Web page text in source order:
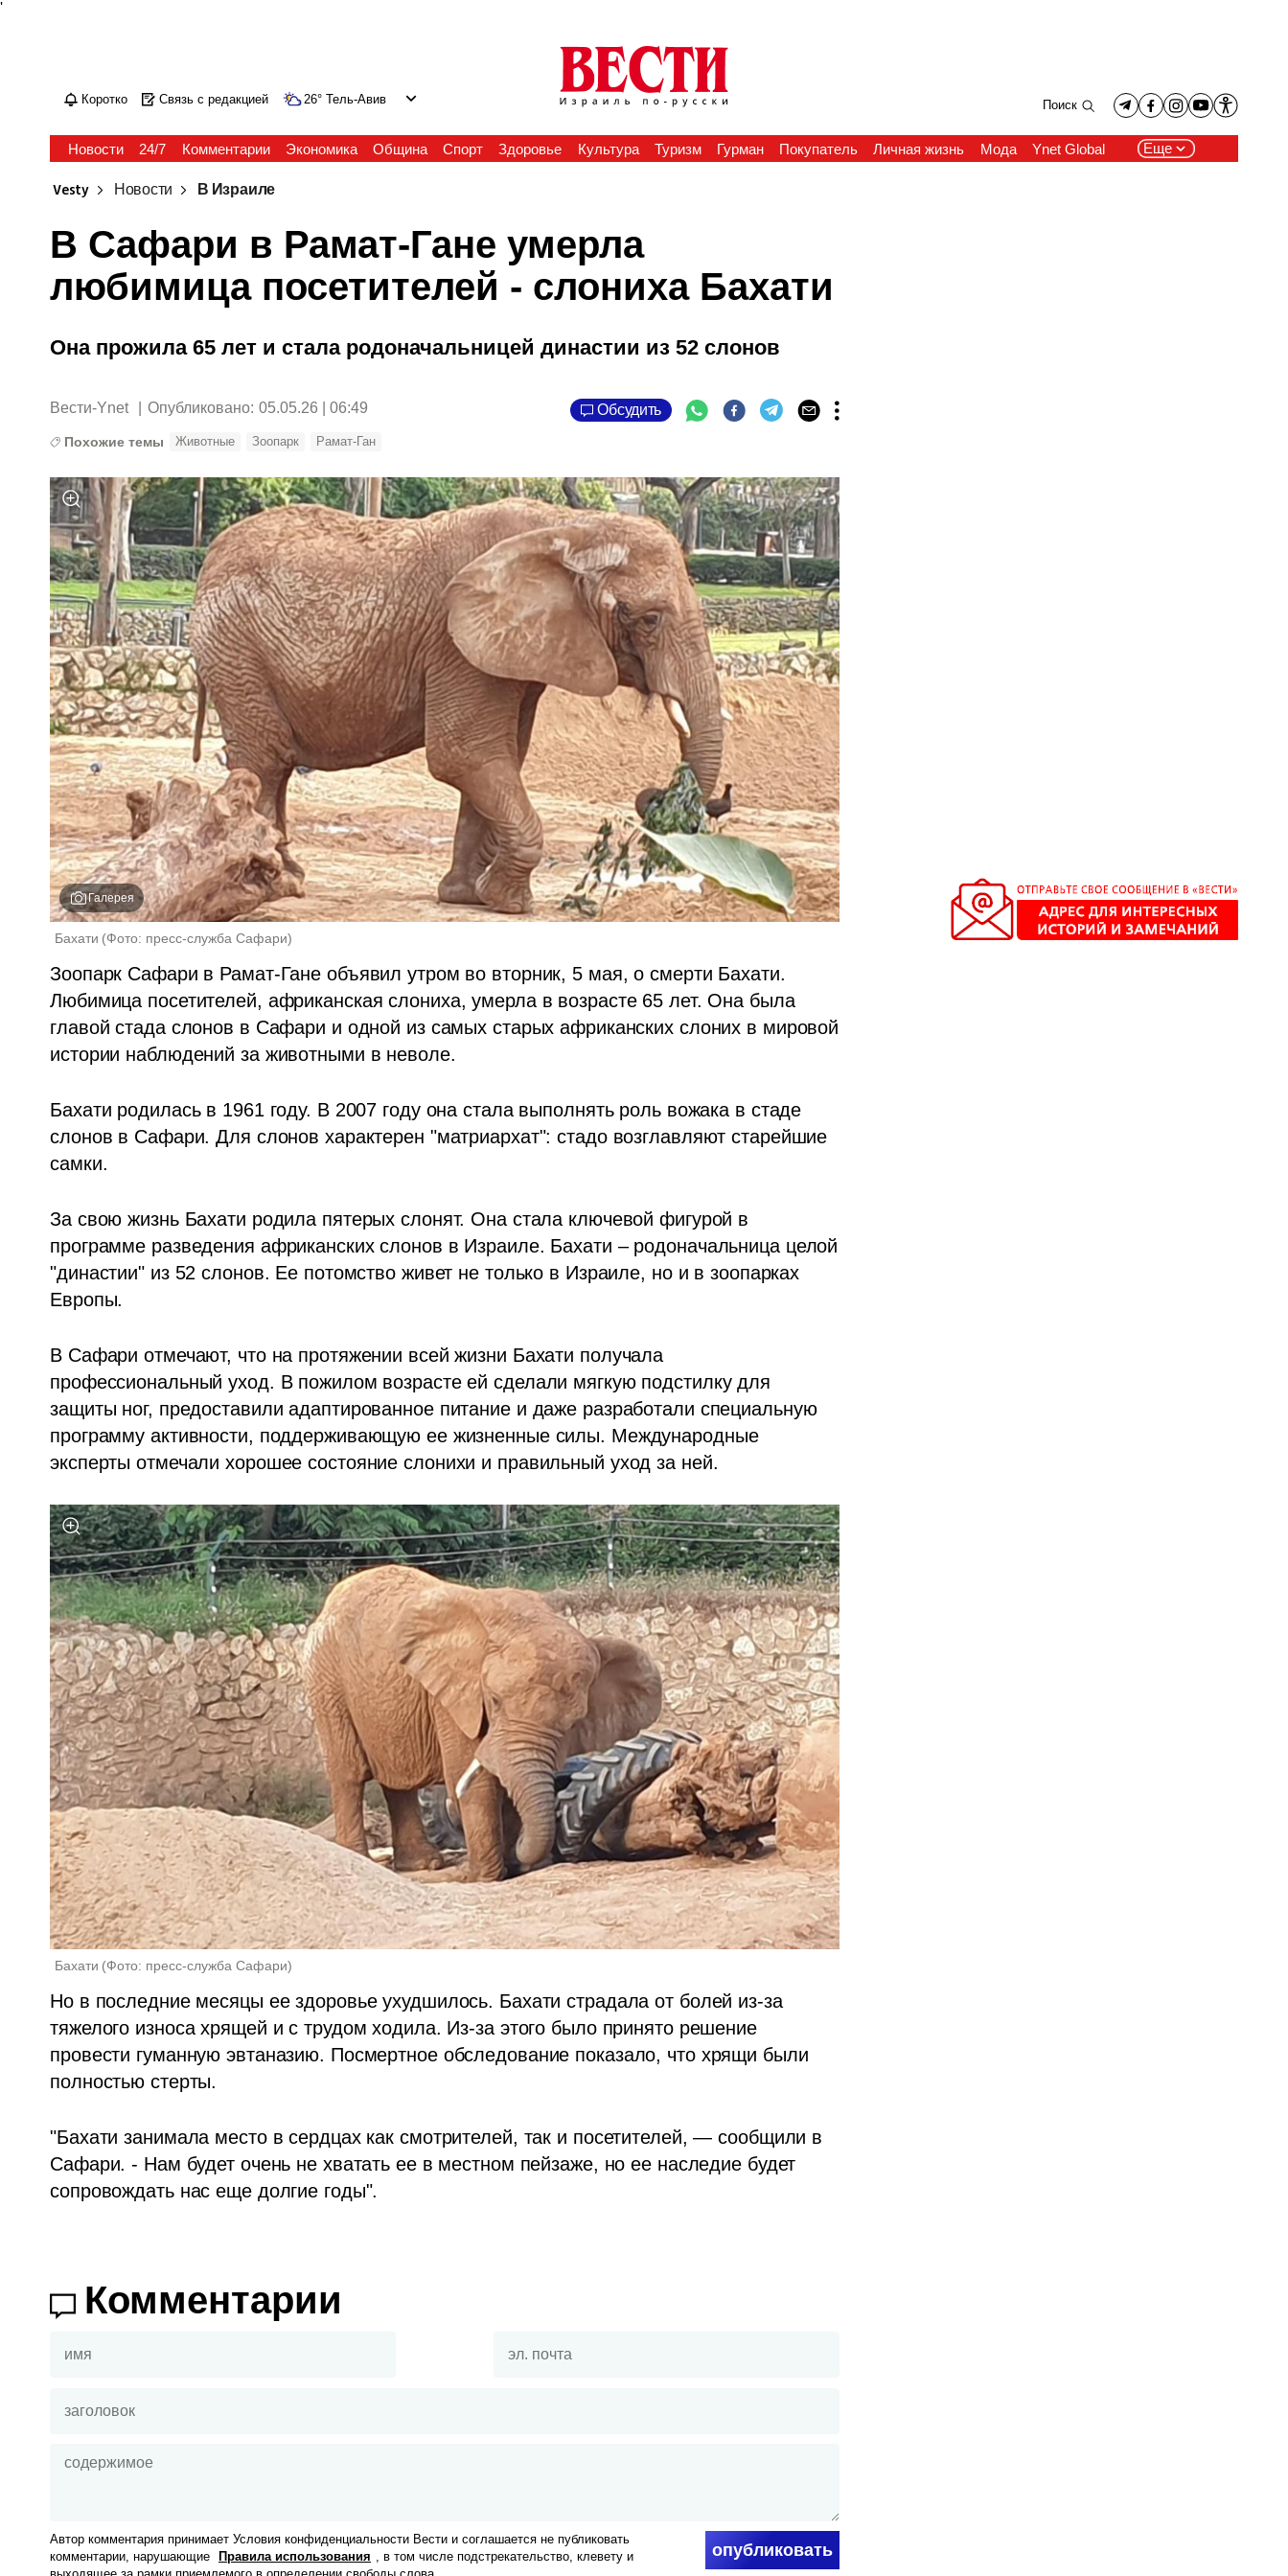
'
Коротко Связь с редакцией 26° Тель-Авив Поиск
Новости 24/7 Комментарии Экономика Община Спорт Здоровье Культура Туризм Гурман Покупатель Личная жизнь Мода Ynet Global Еще
Vesty Новости В Израиле
В Сафари в Рамат-Гане умерла
любимица посетителей - слониха Бахати
Она прожила 65 лет и стала родоначальницей династии из 52 слонов
Вести-Ynet Опубликовано: 05.05.26 | 06:49 Обсудить
Похожие темы Животные Зоопарк Рамат-Ган
Галерея
Бахати (Фото: пресс-служба Сафари)
Зоопарк Сафари в Рамат-Гане объявил утром во вторник, 5 мая, о смерти Бахати.
Любимица посетителей, африканская слониха, умерла в возрасте 65 лет. Она была
главой стада слонов в Сафари и одной из самых старых африканских слоних в мировой
истории наблюдений за животными в неволе.
Бахати родилась в 1961 году. В 2007 году она стала выполнять роль вожака в стаде
слонов в Сафари. Для слонов характерен "матриархат": стадо возглавляют старейшие
самки.
За свою жизнь Бахати родила пятерых слонят. Она стала ключевой фигурой в
программе разведения африканских слонов в Израиле. Бахати – родоначальница целой
"династии" из 52 слонов. Ее потомство живет не только в Израиле, но и в зоопарках
Европы.
В Сафари отмечают, что на протяжении всей жизни Бахати получала
профессиональный уход. В пожилом возрасте ей сделали мягкую подстилку для
защиты ног, предоставили адаптированное питание и даже разработали специальную
программу активности, поддерживающую ее жизненные силы. Международные
эксперты отмечали хорошее состояние слонихи и правильный уход за ней.
Бахати (Фото: пресс-служба Сафари)
Но в последние месяцы ее здоровье ухудшилось. Бахати страдала от болей из-за
тяжелого износа хрящей и с трудом ходила. Из-за этого было принято решение
провести гуманную эвтаназию. Посмертное обследование показало, что хрящи были
полностью стерты.
"Бахати занимала место в сердцах как смотрителей, так и посетителей, — сообщили в
Сафари. - Нам будет очень не хватать ее в местном пейзаже, но ее наследие будет
сопровождать нас еще долгие годы".
Комментарии
Автор комментария принимает Условия конфиденциальности Вести и соглашается не публиковать
комментарии, нарушающие
Правила использования , в том числе подстрекательство, клевету и
опубликовать